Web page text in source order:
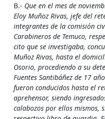
B.- Que en el mes de
Eloy Muñoz Rivas, jefe del
integrantes de la comisión
Carabineros de Temuco,
cito que se investigaba,
Muñoz Rivas, hasta el
Osorio, procediendo a su
Fuentes Santibáñez de 17
fueron conducidos hasta el
aprehensor, siendo
calabozos por ellos mismos,